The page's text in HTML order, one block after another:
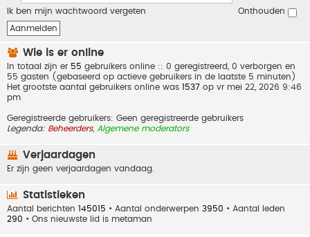
Ik ben mijn wachtwoord vergeten Onthouden
Wie is er online
In totaal zijn er 55 gebruikers online :: 0 geregistreerd, 0 verborgen en
55 gasten (gebaseerd op actieve gebruikers in de laatste 5 minuten)
Het grootste aantal gebruikers online was 1537 op vr mei 22, 2026 9:46
pm
Geregistreerde gebruikers: Geen geregistreerde gebruikers
Legenda: Beheerders, Algemene moderators
Verjaardagen
Er zijn geen verjaardagen vandaag.
Statistieken
Aantal berichten 145015 • Aantal onderwerpen 3950 • Aantal leden
290 • Ons nieuwste lid is metaman